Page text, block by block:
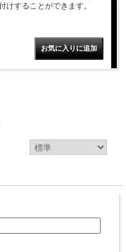
けすることができます。